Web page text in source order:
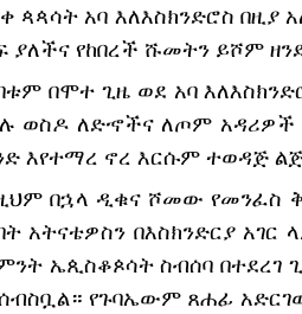
ጳጳሳት አባ እለእስክንድሮስ
ያለችና የከበረች ሹመትን ይሾም
በሞተ ጊዜ ወደ አባ
ወስዶ ለድኆችና ለጦም አዳሪዎች
እየተማረ ኖረ እርሱም ተወዳጅ
በኋላ ዲቁና ሾመው የመንፈስ
አትናቴዎስን በእስክንድርያ
ኤጲስቆጶሳት ስብሰባ በተደረገ
የጉባኤውም ጸሐፊ